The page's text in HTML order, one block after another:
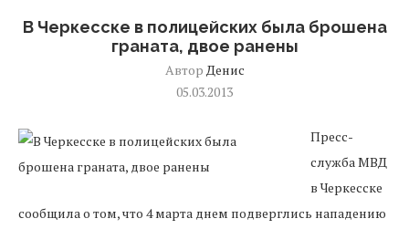
В Черкесске в полицейских была брошена
граната, двое ранены
Автор Денис
05.03.2013
Пресс-
служба МВД
в Черкесске
сообщила о том, что 4 марта днем подверглись нападению